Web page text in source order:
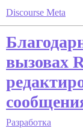
Discourse Meta
вызовах
Разработка